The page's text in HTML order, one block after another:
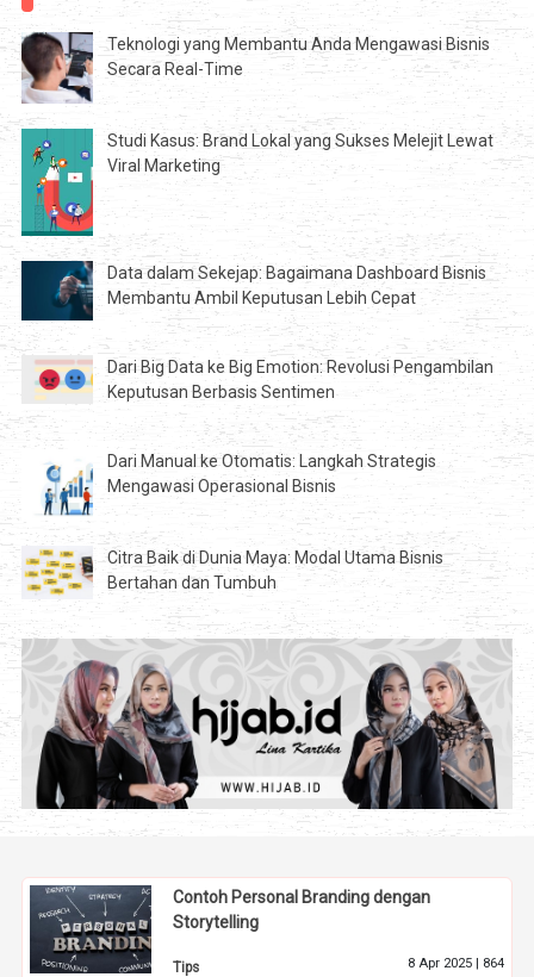
Teknologi yang Membantu Anda Mengawasi Bisnis
Secara Real-Time
Studi Kasus: Brand Lokal yang Sukses Melejit Lewat
Viral Marketing
Data dalam Sekejap: Bagaimana Dashboard Bisnis
Membantu Ambil Keputusan Lebih Cepat
Dari Big Data ke Big Emotion: Revolusi Pengambilan
Keputusan Berbasis Sentimen
Dari Manual ke Otomatis: Langkah Strategis
Mengawasi Operasional Bisnis
Citra Baik di Dunia Maya: Modal Utama Bisnis
Bertahan dan Tumbuh
Contoh Personal Branding dengan
Storytelling
Tips 8 Apr 2025 | 864